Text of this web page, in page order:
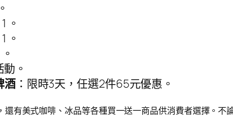
。
。
。
酒：限時3天，任選2件65元優惠。
有美式咖啡、冰品等各種買一送一商品供消費者選擇。